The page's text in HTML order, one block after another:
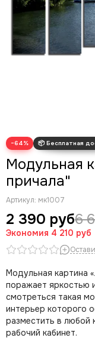
Спорт
Космос
Новогодние
Для кухни
−64%
Модульная
причала"
Артикул: мк1007
2 390 руб6
Экономия 4 210 руб
Модульная картина
поражает яркостью
смотреться такая
интерьер которого
разместить в любой
рабочий кабинет.